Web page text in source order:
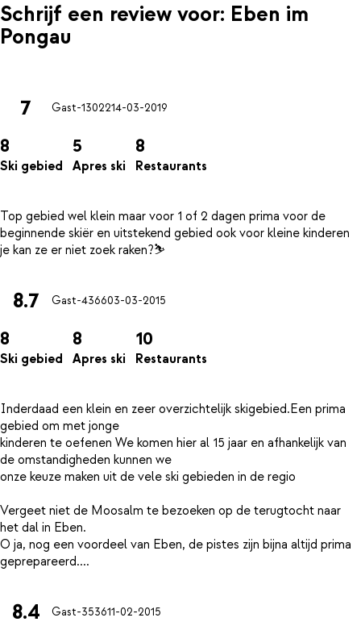
Schrijf een review voor: Eben im
Pongau
7 Gast-1302214-03-2019
8
Ski gebied
5
Apres ski
8
Restaurants
Top gebied wel klein maar voor 1 of 2 dagen prima voor de
beginnende skiër en uitstekend gebied ook voor kleine kinderen
8.7 Gast-436603-03-2015
8
Ski gebied
8
Apres ski
10
Restaurants
Inderdaad een klein en zeer overzichtelijk skigebied.Een prima
gebied om met jonge
kinderen te oefenen We komen hier al 15 jaar en afhankelijk van
de omstandigheden kunnen we
onze keuze maken uit de vele ski gebieden in de regio
Vergeet niet de Moosalm te bezoeken op de terugtocht naar
het dal in Eben.
O ja, nog een voordeel van Eben, de pistes zijn bijna altijd prima
8.4 Gast-353611-02-2015